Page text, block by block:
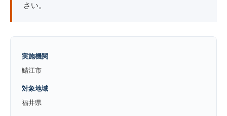
さい。
実施機関
鯖江市
対象地域
福井県